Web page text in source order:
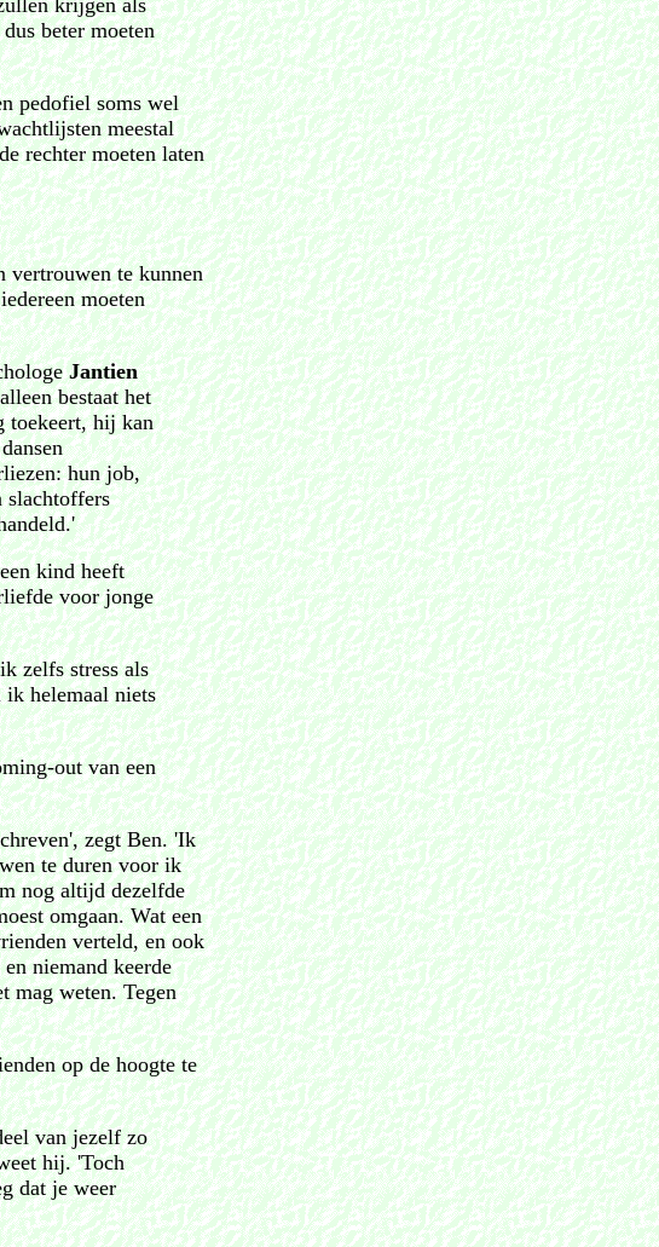
krijgen als
beter moeten
pedofiel soms wel
meestal
rechter moeten laten
vertrouwen te kunnen
moeten
Jantien
bestaat het
toekeert, hij kan
hun job,
slachtoffers
kind heeft
voor jonge
zelfs stress als
helemaal niets
out van een
zegt Ben. 'Ik
te duren voor ik
nog altijd dezelfde
omgaan. Wat een
verteld, en ook
niemand keerde
mag weten. Tegen
op de hoogte te
van jezelf zo
hij. 'Toch
dat je weer